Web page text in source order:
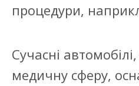
процедури,
Сучасні
медичну сферу,